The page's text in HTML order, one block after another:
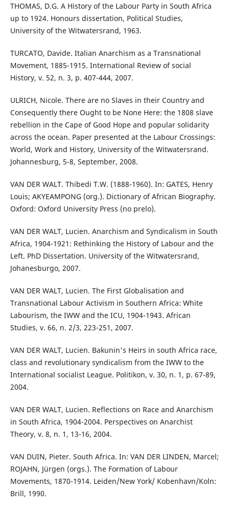
THOMAS, D.G. A History of the Labour Party in South Africa
up to 1924. Honours dissertation, Political Studies,
University of the Witwatersrand, 1963.
TURCATO, Davide. Italian Anarchism as a Transnational
Movement, 1885-1915. International Review of social
History, v. 52, n. 3, p. 407-444, 2007.
ULRICH, Nicole. There are no Slaves in their Country and
Consequently there Ought to be None Here: the 1808 slave
rebellion in the Cape of Good Hope and popular solidarity
across the ocean. Paper presented at the Labour Crossings:
World, Work and History, University of the Witwatersrand.
Johannesburg, 5-8, September, 2008.
VAN DER WALT. Thibedi T.W. (1888-1960). In: GATES, Henry
Louis; AKYEAMPONG (org.). Dictionary of African Biography.
Oxford: Oxford University Press (no prelo).
VAN DER WALT, Lucien. Anarchism and Syndicalism in South
Africa, 1904-1921: Rethinking the History of Labour and the
Left. PhD Dissertation. University of the Witwatersrand,
Johanesburgo, 2007.
VAN DER WALT, Lucien. The First Globalisation and
Transnational Labour Activism in Southern Africa: White
Labourism, the IWW and the ICU, 1904-1943. African
Studies, v. 66, n. 2/3, 223-251, 2007.
VAN DER WALT, Lucien. Bakunin's Heirs in south Africa race,
class and revolutionary syndicalism from the IWW to the
International socialist League. Politikon, v. 30, n. 1, p. 67-89,
2004.
VAN DER WALT, Lucien. Reflections on Race and Anarchism
in South Africa, 1904-2004. Perspectives on Anarchist
Theory, v. 8, n. 1, 13-16, 2004.
VAN DUIN, Pieter. South Africa. In: VAN DER LINDEN, Marcel;
ROJAHN, Jürgen (orgs.). The Formation of Labour
Movements, 1870-1914. Leiden/New York/ Kobenhavn/Koln:
Brill, 1990.